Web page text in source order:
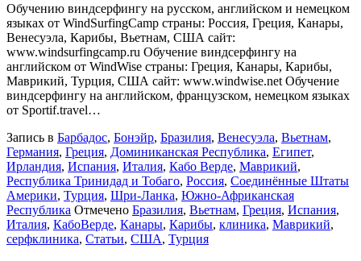
Обучению виндсерфингу на русском, английском и немецком
языках от WindSurfingCamp cтраны: Россия, Греция, Канары,
Венесуэла, Карибы, Вьетнам, США сайт:
www.windsurfingcamp.ru Обучение виндсерфингу на
английском от WindWise cтраны: Греция, Канары, Карибы,
Маврикий, Турция, США сайт: www.windwise.net Обучение
виндсерфингу на английском, французском, немецком языках
от Sportif.travel…
Запись в Барбадос, Бонэйр, Бразилия, Венесуэла, Вьетнам,
Германия, Греция, Доминиканская Республика, Египет,
Ирландия, Испания, Италия, Кабо Верде, Маврикий,
Республика Тринидад и Тобаго, Россия, Соединённые Штаты
Америки, Турция, Шри-Ланка, Южно-Африканская
Республика Отмечено Бразилия, Вьетнам, Греция, Испания,
Италия, КабоВерде, Канары, Карибы, клиника, Маврикий,
серфклиника, Статьи, США, Турция